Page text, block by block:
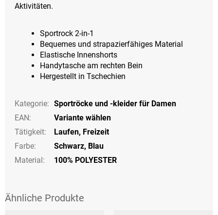
Aktivitäten.
Sportrock 2-in-1
Bequemes und strapazierfähiges Material
Elastische Innenshorts
Handytasche am rechten Bein
Hergestellt in Tschechien
Kategorie: Sportröcke und -kleider für Damen
EAN:
Variante wählen
Tätigkeit: Laufen, Freizeit
Farbe: Schwarz, Blau
Material:
100% POLYESTER